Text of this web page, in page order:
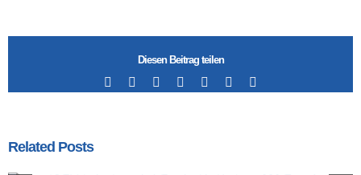
Diesen Beitrag teilen
Facebook LinkedIn
TumblrPinterest
Related Posts